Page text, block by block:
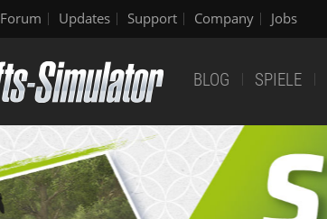
Forum Updates Support Company Jobs
BLOG SPIELE